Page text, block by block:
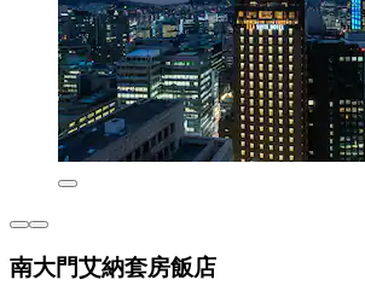
南大門艾納套房飯店